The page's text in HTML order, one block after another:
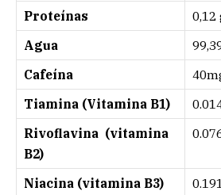
Proteínas
0,12
Agua
Cafeína
Tiamina (Vitamina B1)
Rivoflavina (vitamina
B2)
Niacina (vitamina B3)